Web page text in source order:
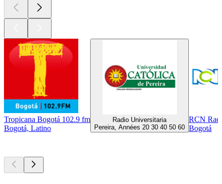
Tropicana Bogotá 102.9 fm
Bogotá, Latino
Radio Universitaria
Pereira, Années 20 30 40 50 60
RCN
Bogotá